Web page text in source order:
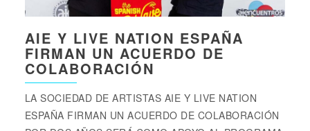
AIE Y LIVE NATION ESPAÑA
FIRMAN UN ACUERDO DE
COLABORACIÓN
LA SOCIEDAD DE ARTISTAS AIE Y LIVE NATION
ESPAÑA FIRMAN UN ACUERDO DE COLABORACIÓN